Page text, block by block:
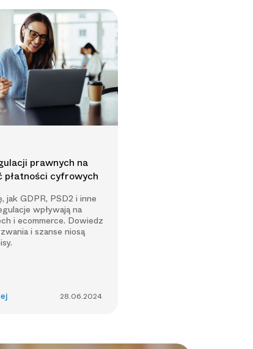
prawnych na
płatności cyfrowych
jak GDPR, PSD2 i inne
wpływają na
i ecommerce. Dowiedz
i szanse niosą
28.06.2024